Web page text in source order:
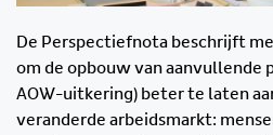
De Perspectiefnota beschrijft
om de opbouw van aanvullende
AOW-uitkering) beter te laten
veranderde arbeidsmarkt: